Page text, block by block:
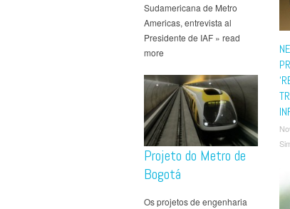
Sudamericana de Metro
Americas, entrevista al
Presidente de IAF » read
more
Projeto do Metro de
Bogotá
Os projetos de engenharia